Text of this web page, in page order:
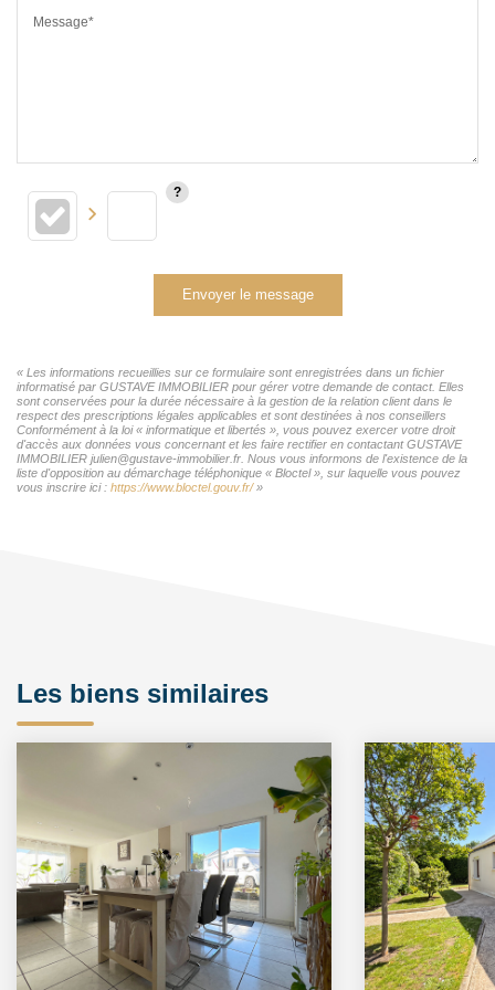
Message*
Envoyer le message
« Les informations recueillies sur ce formulaire sont enregistrées dans un fichier
informatisé par GUSTAVE IMMOBILIER pour gérer votre demande de contact. Elles
sont conservées pour la durée nécessaire à la gestion de la relation client dans le
respect des prescriptions légales applicables et sont destinées à nos conseillers
Conformément à la loi « informatique et libertés », vous pouvez exercer votre droit
d'accès aux données vous concernant et les faire rectifier en contactant GUSTAVE
IMMOBILIER julien@gustave-immobilier.fr. Nous vous informons de l'existence de la
liste d'opposition au démarchage téléphonique « Bloctel », sur laquelle vous pouvez
vous inscrire ici : https://www.bloctel.gouv.fr/»
Les biens similaires